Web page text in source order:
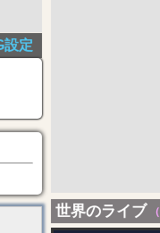
設定
世界のライブ